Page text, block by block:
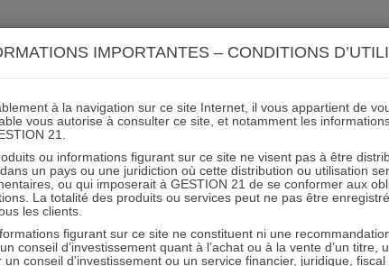
Lettre-aout-2017-
05.12.2017 - Partagez l'article
IMPORTANTES – CONDITIONS
à la navigation sur ce site Internet, il vous appartient de
vous autorise à consulter ce site, et notamment les
21.
ou informations figurant sur ce site ne visent pas à être
un pays ou une juridiction où cette distribution ou utilisation
ou qui imposerait à GESTION 21 de se conformer aux
La totalité des produits ou services peut ne pas être
les clients.
figurant sur ce site ne constituent ni une
conseil d’investissement quant à l’achat ou à la vente d’un
un conseil d’investissement ou un service financier, juridique,